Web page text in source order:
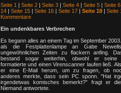
Seite 1 | Seite 2 | Seite 3 | Seite 4 | Seite 5 | Seite 6
14 | Seite 15 | Seite 16 | Seite 17 | Seite 18 | Seite
Kommentare
Ein undenkbares Verbrechen
Es begann alles an einem Tag im September
als die Festplattenlampe an Gabe
ungewöhnlichen Zeiten zu flackern anfing.
bestand sogar weiterhin, obwohl er seine
formatierte und einen Virenscanner laufen ließ.
er eine E-Mail herum, um zu fragen, ob
anderes merkte, dass sein PC sponn. "Hat
irgendetwas komisches bemerkt?" fragt er
Niemand antwortete.